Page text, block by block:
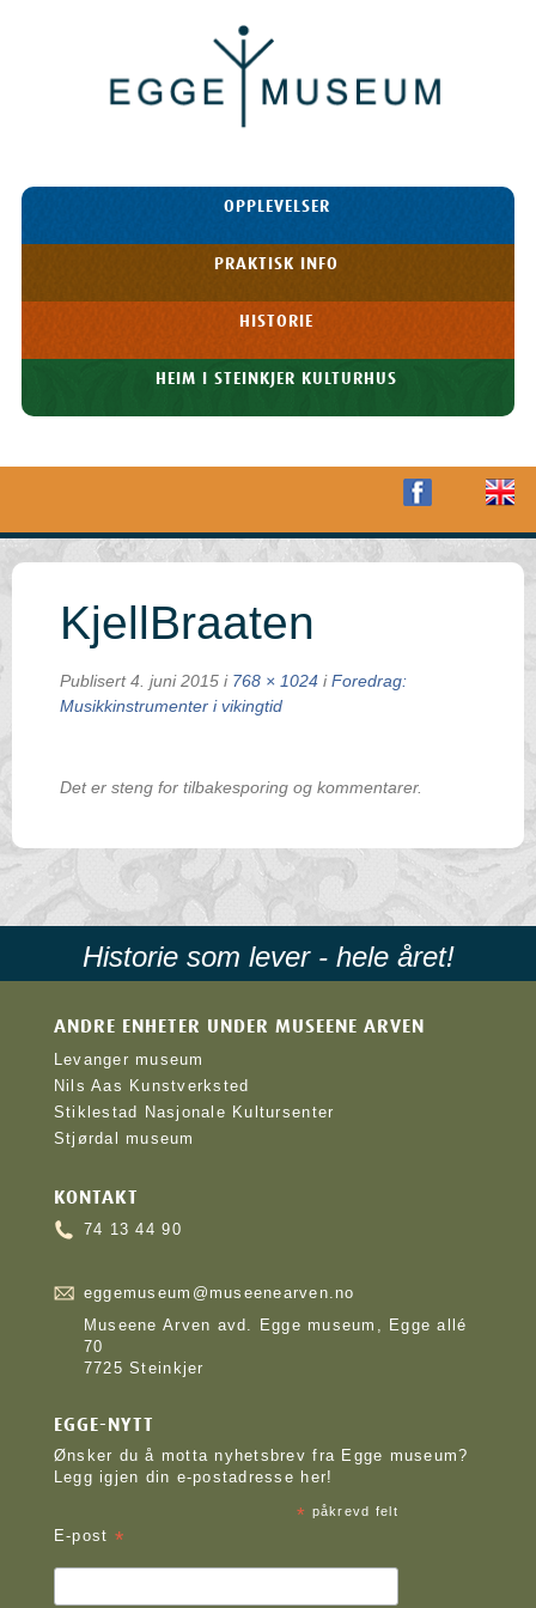
Museum
HOPP TIL
OPPLEVELSER
PRAKTISK INFO
HISTORIE
HEIM I STEINKJER KULTURHUS
KjellBraaten
Publisert 4. juni 2015 i 768 × 1024 i Foredrag:
Musikkinstrumenter i vikingtid
Det er steng for tilbakesporing og kommentarer.
Historie som lever - hele året!
ANDRE ENHETER UNDER MUSEENE ARVEN
Levanger museum
Nils Aas Kunstverksted
Stiklestad Nasjonale Kultursenter
Stjørdal museum
KONTAKT
74 13 44 90
eggemuseum@museenearven.no
Museene Arven avd. Egge museum, Egge allé
70
7725 Steinkjer
EGGE-NYTT
Ønsker du å motta nyhetsbrev fra Egge museum?
Legg igjen din e-postadresse her!
* påkrevd felt
E-post *